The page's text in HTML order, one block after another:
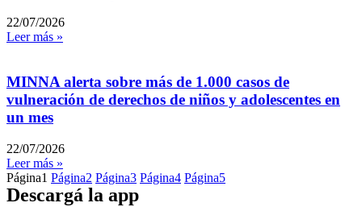
22/07/2026
Leer más »
MINNA alerta sobre más de 1.000 casos de
vulneración de derechos de niños y adolescentes en
un mes
22/07/2026
Leer más »
Página1 Página2 Página3 Página4 Página5
Descargá la app